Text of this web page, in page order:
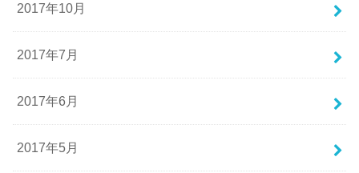
2017年10月
2017年7月
2017年6月
2017年5月